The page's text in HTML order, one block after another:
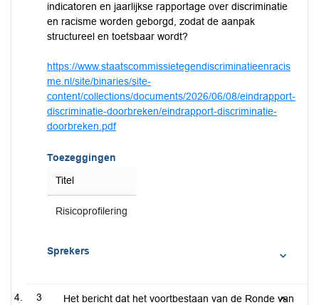
indicatoren en jaarlijkse rapportage over discriminatie
en racisme worden geborgd, zodat de aanpak
structureel en toetsbaar wordt?
https://www.staatscommissietegendiscriminatieenracis
me.nl/site/binaries/site-
content/collections/documents/2026/06/08/eindrapport-
discriminatie-doorbreken/eindrapport-discriminatie-
doorbreken.pdf
Toezeggingen
Titel
Risicoprofilering
Sprekers
3
Het bericht dat het voortbestaan van de Ronde van